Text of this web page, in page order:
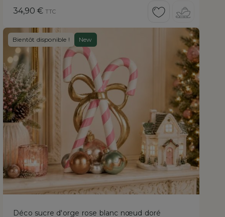
Prix
34,90 € TTC
Bientôt disponible ! New
Déco sucre d'orge rose blanc nœud doré